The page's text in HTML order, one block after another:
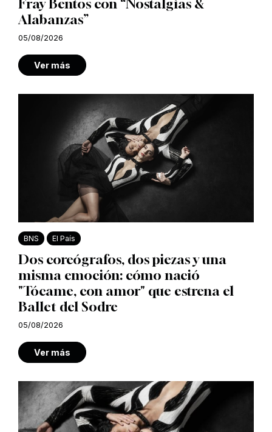
Fray Bentos con “Nostalgias &
Alabanzas”
05/08/2026
Ver más
BNS El País
Dos coreógrafos, dos piezas y una
misma emoción: cómo nació
"Tócame, con amor" que estrena el
Ballet del Sodre
05/08/2026
Ver más